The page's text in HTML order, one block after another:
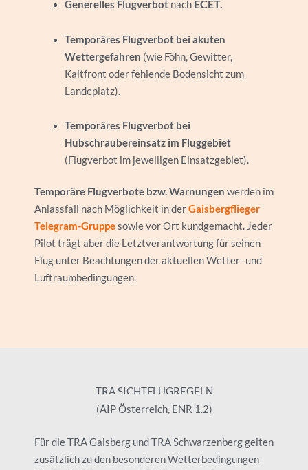
Generelles Flugverbot nach ECET.
Temporäres Flugverbot bei akuten
Wettergefahren (wie Föhn, Gewitter,
Kaltfront oder fehlende Bodensicht zum
Landeplatz).
Temporäres Flugverbot bei
Hubschraubereinsatz im Fluggebiet
(Flugverbot im jeweiligen Einsatzgebiet).
Temporäre Flugverbote bzw. Warnungen werden im
Anlassfall nach Möglichkeit in derGaisbergflieger
Telegram-Gruppesowie vor Ort kundgemacht. Jeder
Pilot trägt aber die Letztverantwortung für seinen
Flug unter Beachtungen der aktuellen Wetter- und
Luftraumbedingungen.
TRA SICHTFLUGREGELN
(AIP Österreich, ENR 1.2)
Für die TRA Gaisberg und TRA Schwarzenberg gelten
zusätzlich zu den besonderen Wetterbedingungen